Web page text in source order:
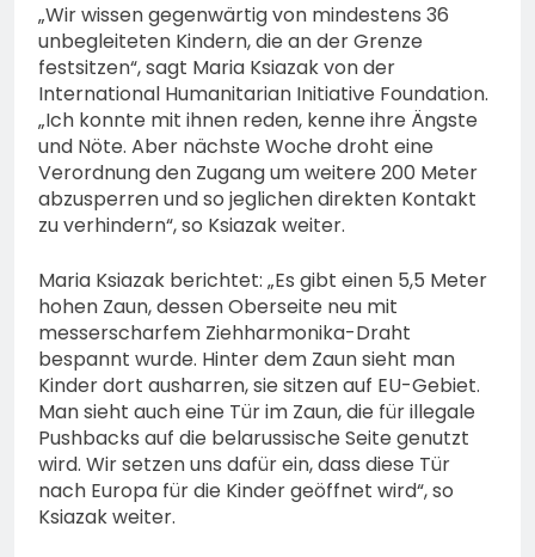
„Wir wissen gegenwärtig von mindestens 36
unbegleiteten Kindern, die an der Grenze
festsitzen“, sagt Maria Ksiazak von der
International Humanitarian Initiative Foundation.
„Ich konnte mit ihnen reden, kenne ihre Ängste
und Nöte. Aber nächste Woche droht eine
Verordnung den Zugang um weitere 200 Meter
abzusperren und so jeglichen direkten Kontakt
zu verhindern“, so Ksiazak weiter.
Maria Ksiazak berichtet: „Es gibt einen 5,5 Meter
hohen Zaun, dessen Oberseite neu mit
messerscharfem Ziehharmonika-Draht
bespannt wurde. Hinter dem Zaun sieht man
Kinder dort ausharren, sie sitzen auf EU-Gebiet.
Man sieht auch eine Tür im Zaun, die für illegale
Pushbacks auf die belarussische Seite genutzt
wird. Wir setzen uns dafür ein, dass diese Tür
nach Europa für die Kinder geöffnet wird“, so
Ksiazak weiter.